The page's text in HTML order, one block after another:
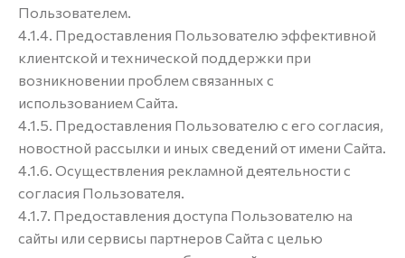
Пользователем.
4.1.4. Предоставления Пользователю эффективной
клиентской и технической поддержки при
возникновении проблем связанных с
использованием Сайта.
4.1.5. Предоставления Пользователю с его согласия,
новостной рассылки и иных сведений от имени Сайта.
4.1.6. Осуществления рекламной деятельности с
согласия Пользователя.
4.1.7. Предоставления доступа Пользователю на
сайты или сервисы партнеров Сайта с целью